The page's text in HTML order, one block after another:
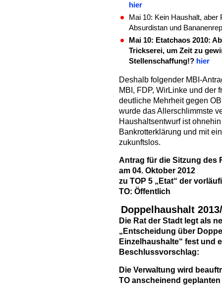
hier
Mai 10: Kein Haushalt,
Absurdistan und
Mai 10: Etatchaos 2010:
Trickserei, um Zeit zu
Stellenschaffung!? hier
Deshalb folgender MBI-
MBI, FDP, WirLinke und der
deutliche Mehrheit gegen
wurde das Allerschlimmste
Haushaltsentwurf ist
Bankrotterklärung und mit
zukunftslos.
Antrag für die Sitzung des
am 04. Oktober 2012
zu TOP 5 „Etat“ der
TO: Öffentlich
Doppelhaushalt
Die Rat der Stadt legt als
„Entscheidung über
Einzelhaushalte“ fest und
Beschlussvorschlag:
Die Verwaltung wird
TO anscheinend